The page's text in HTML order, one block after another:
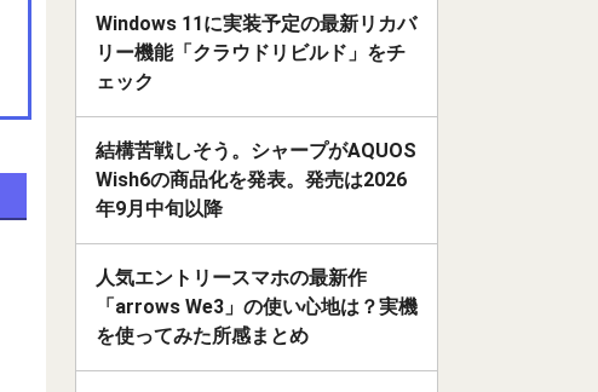
Windows 11に実装予定の最新リカバ
リー機能「クラウドリビルド」をチ
ェック
結構苦戦しそう。シャープがAQUOS
Wish6の商品化を発表。発売は2026
年9月中旬以降
人気エントリースマホの最新作
「arrows We3」の使い心地は？実機
を使ってみた所感まとめ